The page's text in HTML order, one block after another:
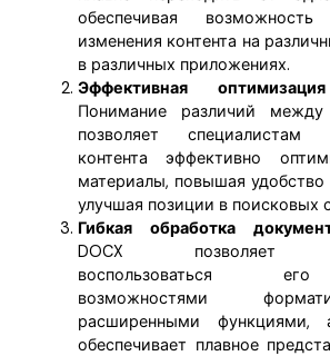
обеспечивая
изменения контента на
в различных приложениях.
Эффективная
Понимание различий
позволяет
контента эффективно
материалы, повышая
улучшая позиции в поисковых
Гибкая обработка
DOCX позволяет
воспользоваться
возможностями
расширенными функциями,
обеспечивает плавное